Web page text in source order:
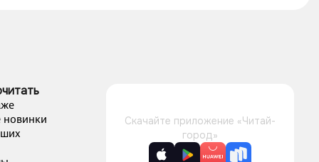
новинки
Скачайте приложение «Читай-
город»